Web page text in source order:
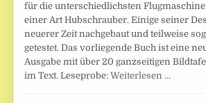
für die unterschiedlichsten
einer Art Hubschrauber. Einige seiner
neuerer Zeit nachgebaut und teilweise
getestet. Das vorliegende Buch ist eine
Ausgabe mit über 20 ganzseitigen
im Text. Leseprobe:Weiterlesen …